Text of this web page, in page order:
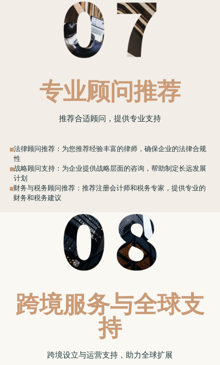
专业顾问推荐
推荐合适顾问，提供专业支持
法律顾问推荐：为您推荐经验丰富的律师，确保企业的法律合规
性
战略顾问支持：为企业提供战略层面的咨询，帮助制定长远发展
计划
财务与税务顾问推荐：推荐注册会计师和税务专家，提供专业的
财务和税务建议
跨境服务与全球支
持
跨境设立与运营支持，助力全球扩展